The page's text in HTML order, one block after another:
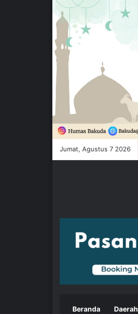
Jumat, Agustus 7 2026
Beranda Daerah